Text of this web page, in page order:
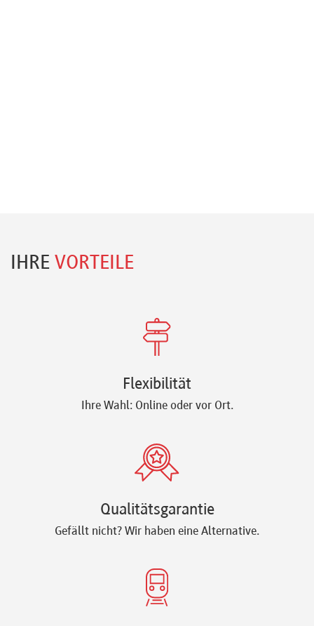
IHRE VORTEILE
Flexibilität
Ihre Wahl: Online oder vor Ort.
Qualitätsgarantie
Gefällt nicht? Wir haben eine Alternative.